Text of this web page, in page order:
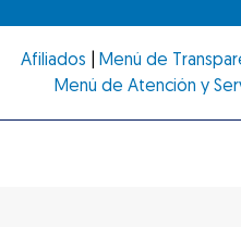
Afiliados Menú de
Menú de Atención y